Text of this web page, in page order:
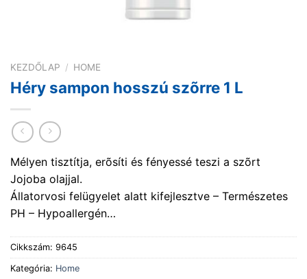
KEZDŐLAP / HOME
Héry sampon hosszú szõrre 1 L
Mélyen tisztítja, erõsíti és fényessé teszi a szõrt
Jojoba olajjal.
Állatorvosi felügyelet alatt kifejlesztve – Természetes
PH – Hypoallergén…
Cikkszám: 9645
Kategória: Home